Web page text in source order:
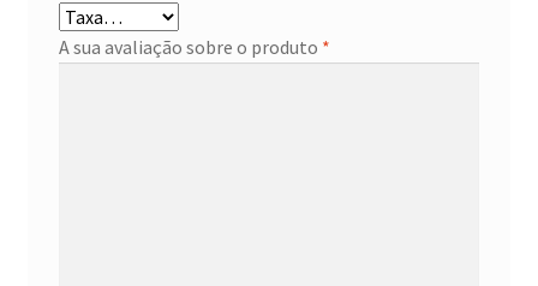
A sua avaliação sobre o produto *